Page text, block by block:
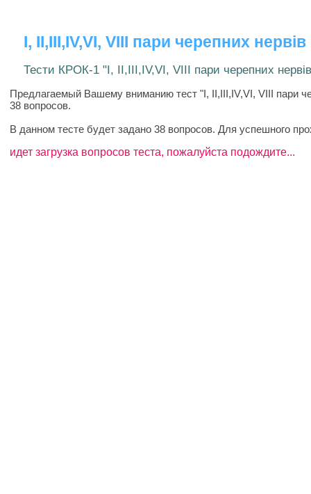
I, II,III,IV,VI, VIII пари черепних нервів
Тести КРОК-1 "I, II,III,IV,VI, VIII пари черепних
Предлагаемый Вашему вниманию тест "I, II,III,IV,VI, VIII пари
38 вопросов.
В данном тесте будет задано 38 вопросов. Для успешного
идет загрузка вопросов теста, пожалуйста подождите...